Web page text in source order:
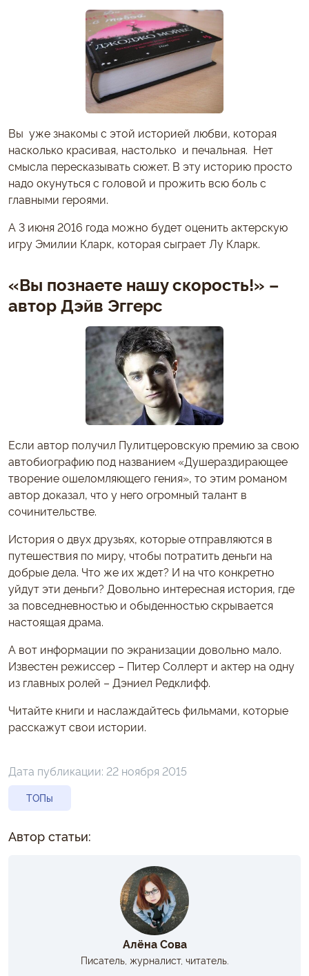
Вы уже знакомы с этой историей любви, которая
насколько красивая, настолько и печальная. Нет
смысла пересказывать сюжет. В эту историю просто
надо окунуться с головой и прожить всю боль с
главными героями.
А 3 июня 2016 года можно будет оценить актерскую
игру Эмилии Кларк, которая сыграет Лу Кларк.
«Вы познаете нашу скорость!» –
автор Дэйв Эггерс
Если автор получил Пулитцеровскую премию за свою
автобиографию под названием «Душераздирающее
творение ошеломляющего гения», то этим романом
автор доказал, что у него огромный талант в
сочинительстве.
История о двух друзьях, которые отправляются в
путешествия по миру, чтобы потратить деньги на
добрые дела. Что же их ждет? И на что конкретно
уйдут эти деньги? Довольно интересная история, где
за повседневностью и обыденностью скрывается
настоящая драма.
А вот информации по экранизации довольно мало.
Известен режиссер – Питер Соллерт и актер на одну
из главных ролей – Дэниел Редклифф.
Читайте книги и наслаждайтесь фильмами, которые
расскажут свои истории.
Дата публикации: 22 ноября 2015
ТОПы
Автор статьи:
Алёна Сова
Писатель, журналист, читатель.